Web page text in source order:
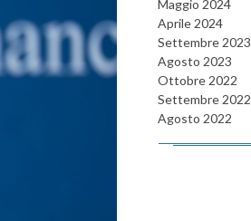
Maggio 2024
Aprile 2024
Settembre 2023
Agosto 2023
Ottobre 2022
Settembre 2022
Agosto 2022